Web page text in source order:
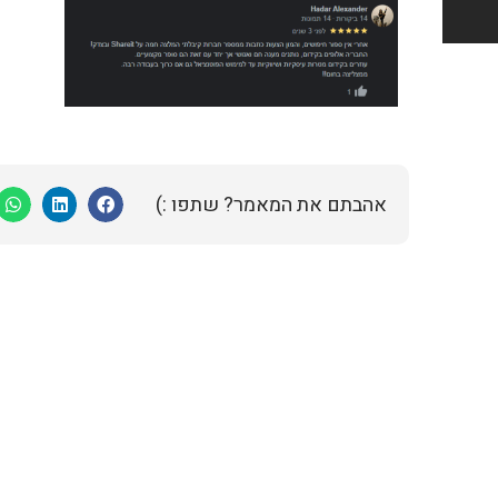
אהבתם את המאמר? שתפו :)